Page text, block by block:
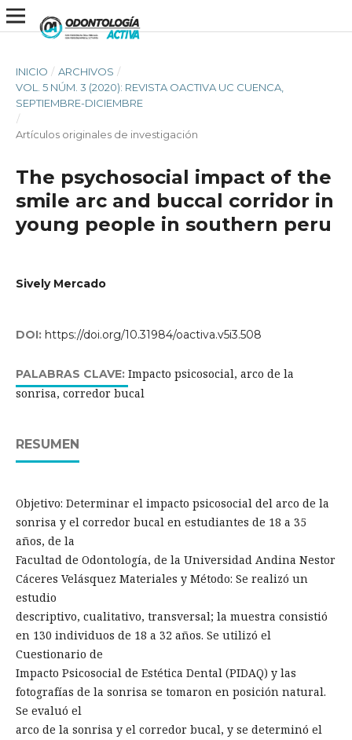
INICIO / ARCHIVOS /
VOL. 5 NÚM. 3 (2020): REVISTA OACTIVA UC CUENCA,
SEPTIEMBRE-DICIEMBRE
/
Artículos originales de investigación
The psychosocial impact of the
smile arc and buccal corridor in
young people in southern peru
Sively Mercado
DOI: https://doi.org/10.31984/oactiva.v5i3.508
PALABRAS CLAVE: Impacto psicosocial, arco de la
sonrisa, corredor bucal
RESUMEN
Objetivo: Determinar el impacto psicosocial del arco de la
sonrisa y el corredor bucal en estudiantes de 18 a 35
años, de la
Facultad de Odontología, de la Universidad Andina Nestor
Cáceres Velásquez Materiales y Método: Se realizó un
estudio
descriptivo, cualitativo, transversal; la muestra consistió
en 130 individuos de 18 a 32 años. Se utilizó el
Cuestionario de
Impacto Psicosocial de Estética Dental (PIDAQ) y las
fotografías de la sonrisa se tomaron en posición natural.
Se evaluó el
arco de la sonrisa y el corredor bucal, y se determinó el